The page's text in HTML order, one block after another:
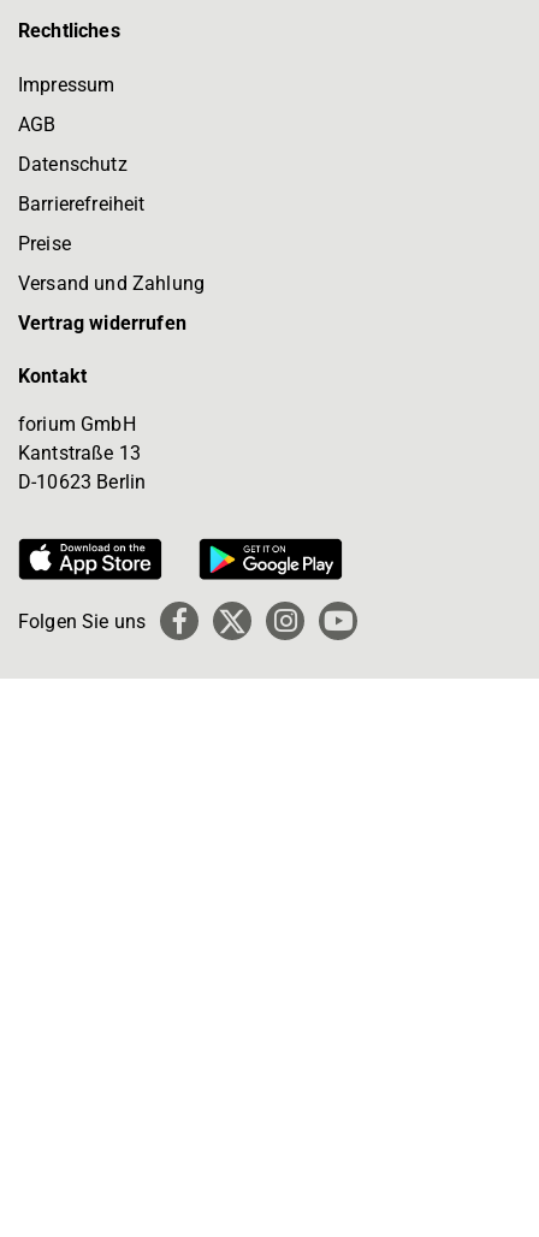
Rechtliches
Impressum
AGB
Datenschutz
Barrierefreiheit
Preise
Versand und Zahlung
Vertrag widerrufen
Kontakt
forium GmbH
Kantstraße 13
D-10623 Berlin
Folgen Sie uns Facebook
X
Instagram